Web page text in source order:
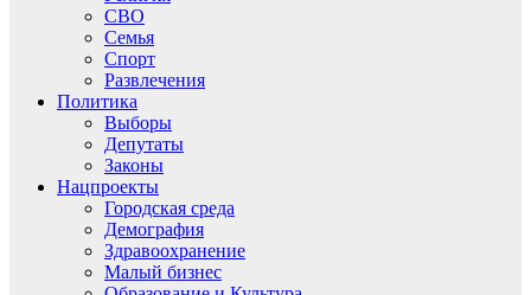
СВО
Семья
Спорт
Развлечения
Политика
Выборы
Депутаты
Законы
Нацпроекты
Городская среда
Демография
Здравоохранение
Малый бизнес